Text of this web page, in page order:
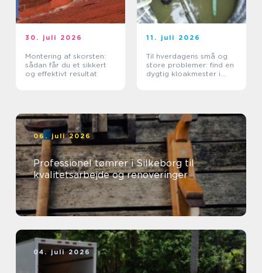
30. juli 2026
Montering af skorsten:
sådan får du et sikkert
og effektivt resultat
11. juli 2026
Til hverdagens små og
store problemer: find en
dygtig kloakmester i
06. juli 2026
Professionel tømrer i Silkeborg til
kvalitetsarbejde og renoveringer
04. juli 2026